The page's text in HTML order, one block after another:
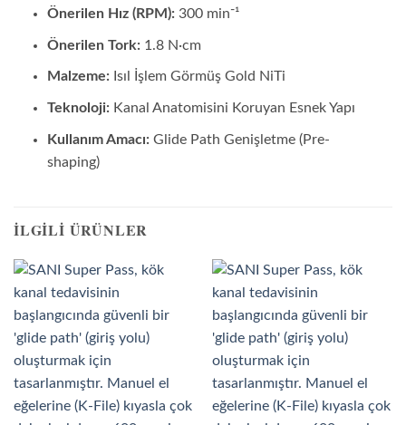
Önerilen Hız (RPM):300 min⁻¹
Önerilen Tork:1.8 N·cm
Malzeme:Isıl İşlem Görmüş Gold NiTi
Teknoloji:Kanal Anatomisini Koruyan Esnek Yapı
Kullanım Amacı:Glide Path Genişletme (Pre-
shaping)
İLGILI ÜRÜNLER